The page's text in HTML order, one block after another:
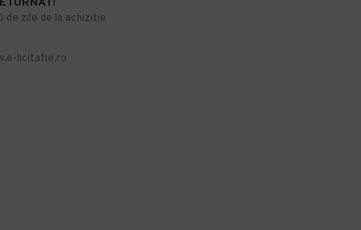
de zile de la achizitie
licitatie.ro